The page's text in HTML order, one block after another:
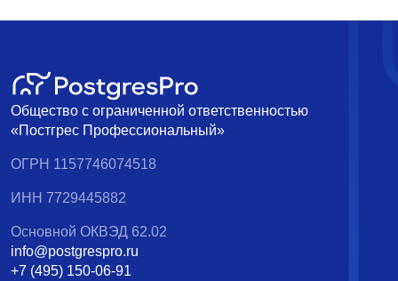
Общество с ограниченной ответственностью
«Постгрес Профессиональный»
ОГРН 1157746074518
ИНН 7729445882
Основной ОКВЭД 62.02
info@postgrespro.ru
+7 (495) 150-06-91